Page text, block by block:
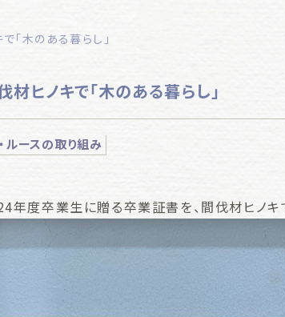
「木のある暮らし」
材ヒノキで「木のある暮らし」
ルースの取り組み
度卒業生に贈る卒業証書を、間伐材ヒノキ